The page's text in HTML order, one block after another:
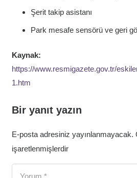
Şerit takip asistanı
Park mesafe sensörü ve geri
Kaynak:
https://www.resmigazete.gov.tr/
1.htm
Bir yanıt yazın
E-posta adresiniz yayınlanmayacak.
işaretlenmişlerdir